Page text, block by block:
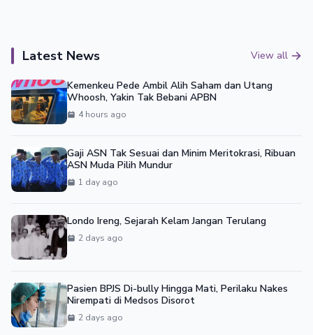
Latest News View all
Kemenkeu Pede Ambil Alih Saham dan Utang
Whoosh, Yakin Tak Bebani APBN
4 hours ago
Gaji ASN Tak Sesuai dan Minim Meritokrasi, Ribuan
ASN Muda Pilih Mundur
1 day ago
Londo Ireng, Sejarah Kelam Jangan Terulang
2 days ago
Pasien BPJS Di-bully Hingga Mati, Perilaku Nakes
Nirempati di Medsos Disorot
2 days ago